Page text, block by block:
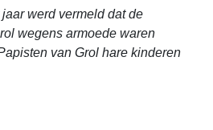
werd vermeld dat de
wegens armoede waren
van Grol hare kinderen